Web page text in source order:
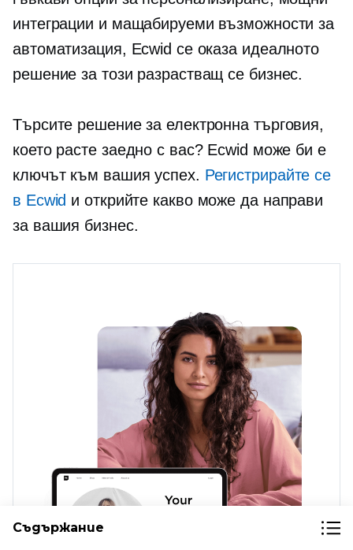
интеграции и мащабируеми възможности за
автоматизация, Ecwid се оказа идеалното
решение за този разрастващ се бизнес.
Търсите решение за електронна търговия,
което расте заедно с вас? Ecwid може би е
ключът към вашия успех. Регистрирайте се
в Ecwid и открийте какво може да направи
за вашия бизнес.
Съдържание